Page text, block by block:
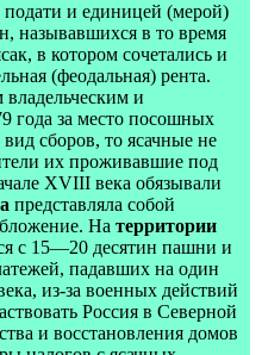
и единицей (мерой)
называвшихся в то время
в котором сочетались и
(феодальная) рента.
и
года за место посошных
сборов, то ясачные не
их проживавшие под
XVIII века обязывали
представляла собой
На территории
с 15—20 десятин пашни и
падавших на один
из-за военных действий
Россия в Северной
и восстановления домов